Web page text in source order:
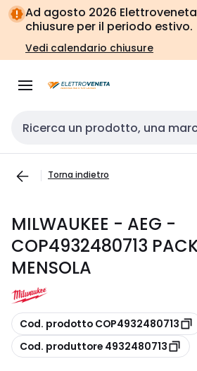
Vai alla
navigazione
Vai
alla
pagina
Ad agosto 2026
chiusure per il periodo estivo.
Vedi calendario chiusure
Cerca input
Torna indietro
MILWAUKEE - AEG -
COP4932480713
MENSOLA
copia
Cod. prodotto COP4932480713
copia
Cod. produttore 4932480713